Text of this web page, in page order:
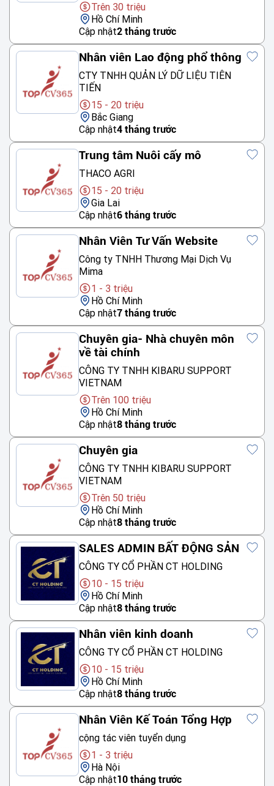
Trên 30 triệu
Hồ Chí Minh
Cập nhật2 tháng trước
Nhân viên Lao động phổ thông
CTY TNHH QUẢN LÝ DỮ LIỆU TIÊN
TIẾN
15 - 20 triệu
Bắc Giang
Cập nhật4 tháng trước
Trung tâm Nuôi cấy mô
THACO AGRI
15 - 20 triệu
Gia Lai
Cập nhật6 tháng trước
Nhân Viên Tư Vấn Website
Công ty TNHH Thương Mại Dịch Vụ
Mima
1 - 3 triệu
Hồ Chí Minh
Cập nhật7 tháng trước
Chuyên gia- Nhà chuyên môn
về tài chính
CÔNG TY TNHH KIBARU SUPPORT
VIETNAM
Trên 100 triệu
Hồ Chí Minh
Cập nhật8 tháng trước
Chuyên gia
CÔNG TY TNHH KIBARU SUPPORT
VIETNAM
Trên 50 triệu
Hồ Chí Minh
Cập nhật8 tháng trước
SALES ADMIN BẤT ĐỘNG SẢN
CÔNG TY CỔ PHẦN CT HOLDING
10 - 15 triệu
Hồ Chí Minh
Cập nhật8 tháng trước
Nhân viên kinh doanh
CÔNG TY CỔ PHẦN CT HOLDING
10 - 15 triệu
Hồ Chí Minh
Cập nhật8 tháng trước
Nhân Viên Kế Toán Tổng Hợp
cộng tác viên tuyển dụng
1 - 3 triệu
Hà Nội
Cập nhật10 tháng trước